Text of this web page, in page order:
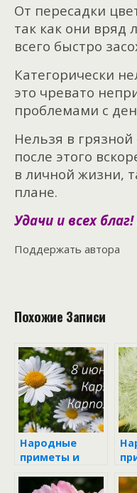
От пересадки
так как они вряд
всего быстро
Категорически
это чревато
проблемами с
Нельзя в
после этого
в личной жизни,
плане.
Удачи и всех
Поддержать автора
Похожие Записи
Народные
приметы и
июня